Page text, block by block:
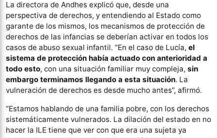
La directora de Andhes explicó que, desde una
perspectiva de derechos, y entendiendo al Estado como
garante de los mismos, los mecanismos de protección de
derechos de las infancias se deberían activar en todos los
casos de abuso sexual infantil. “En el caso de Lucía, el
sistema de protección había actuado con anterioridad a
todo esto, con una situación familiar muy compleja, sin
embargo terminamos llegando a esta situación. La
vulneración de derechos es desde mucho antes”, afirmó.
“Estamos hablando de una familia pobre, con los derechos
sistemáticamente vulnerados. La dilación del estado en no
hacer la ILE tiene que ver con que era una sujeta ya